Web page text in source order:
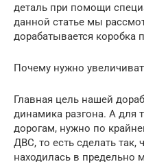
деталь при помощи
данной статье мы
дорабатывается коробка
Почему нужно
Главная цель нашей
динамика разгона. А для
дорогам, нужно по
ДВС, то есть сделать так,
находилась в предельно